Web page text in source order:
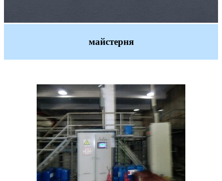
майстерня